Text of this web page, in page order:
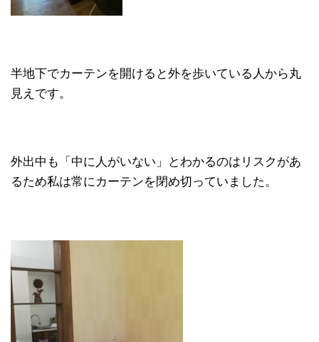
半地下でカーテンを開けると外を歩いている人から丸
見えです。
外出中も「中に人がいない」とわかるのはリスクがあ
るため私は常にカーテンを閉め切っていました。